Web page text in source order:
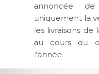
annoncée
uniquement la
les livraisons de
au cours du
l’année.